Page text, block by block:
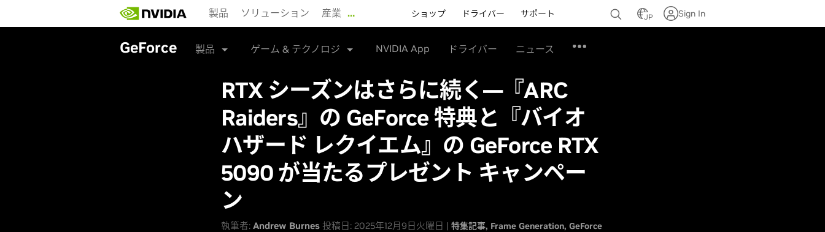
main
製品 ソリューション 産業 … ショップ ドライバー サポート JP Sign In
GeForce 製品 ゲーム & テクノロジ NVIDIA App ドライバー ニュース
RTX シーズンはさらに続く―『ARC
Raiders』の GeForce 特典と『バイオ
ハザード レクイエム』の GeForce RTX
5090 が当たるプレゼント キャンペー
ン
執筆者: Andrew Burnes 投稿日: 2025年12月9日火曜日 | 特集記事 Frame Generation GeForce